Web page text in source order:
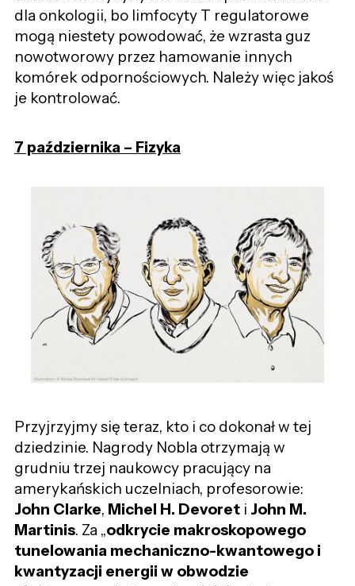
dla onkologii, bo limfocyty T regulatorowe
mogą niestety powodować, że wzrasta guz
nowotworowy przez hamowanie innych
komórek odpornościowych. Należy więc jakoś
je kontrolować.
7 października – Fizyka
Przyjrzyjmy się teraz, kto i co dokonał w tej
dziedzinie. Nagrody Nobla otrzymają w
grudniu trzej naukowcy pracujący na
amerykańskich uczelniach, profesorowie:
John Clarke, Michel H. Devoreti John M.
Martinis. Za „odkrycie makroskopowego
tunelowania mechaniczno-kwantowego i
kwantyzacji energii w obwodzie